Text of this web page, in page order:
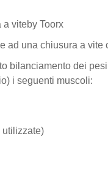
a viteby Toorx
ad una chiusura a
bilanciamento dei
i seguenti muscoli:
utilizzate)